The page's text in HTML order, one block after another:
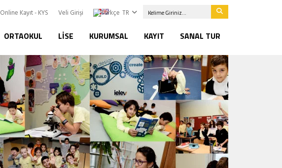
Online Kayıt - KYS Veli Girişi TR
ORTAOKUL LISE KURUMSAL KAYIT SANAL TUR